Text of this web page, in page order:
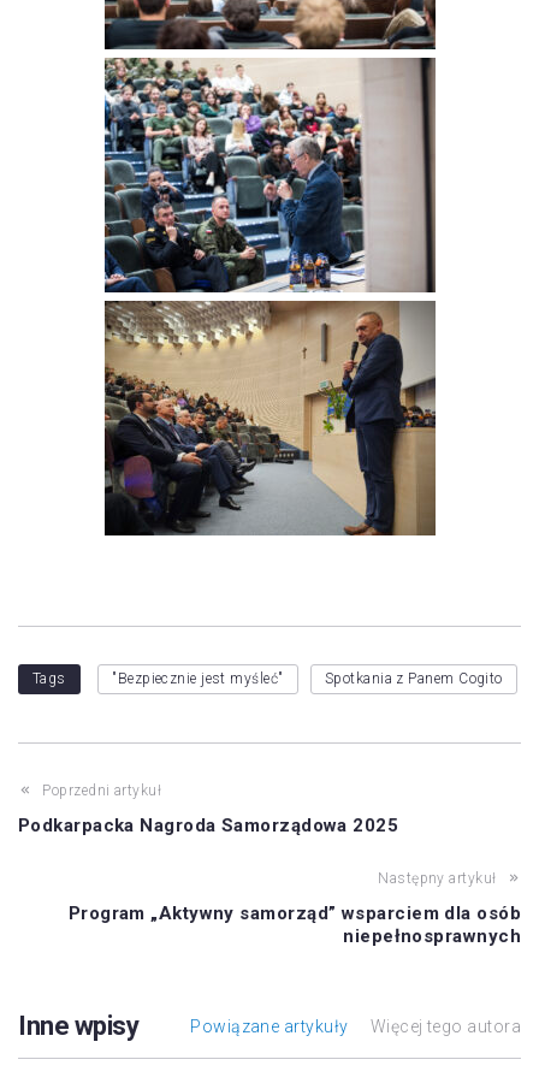
Tags "Bezpiecznie jest myśleć" Spotkania z Panem Cogito
Poprzedni artykuł
Podkarpacka Nagroda Samorządowa 2025
Następny artykuł
Program „Aktywny samorząd” wsparciem dla osób
niepełnosprawnych
Inne wpisy Powiązane artykuły Więcej tego autora